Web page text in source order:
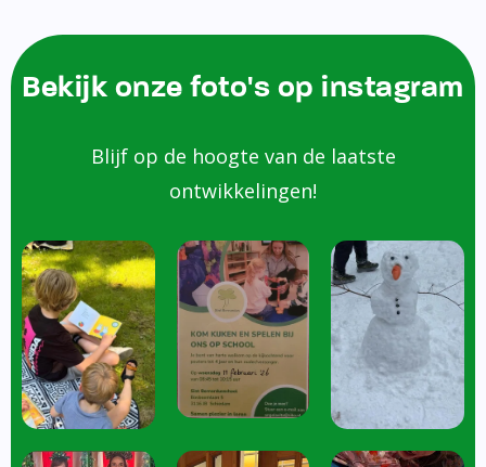
Bekijk onze foto's op instagram
Blijf op de hoogte van de laatste
ontwikkelingen!